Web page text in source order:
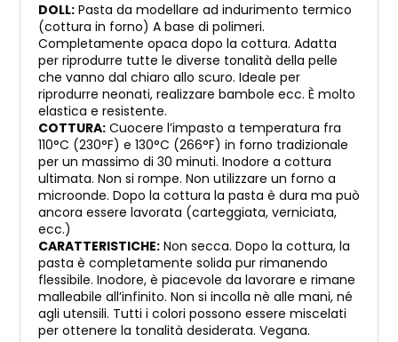
DOLL: Pasta da modellare ad indurimento termico
(cottura in forno) A base di polimeri.
Completamente opaca dopo la cottura. Adatta
per riprodurre tutte le diverse tonalità della pelle
che vanno dal chiaro allo scuro. Ideale per
riprodurre neonati, realizzare bambole ecc. È molto
elastica e resistente.
COTTURA: Cuocere l’impasto a temperatura fra
110°C (230°F) e 130°C (266°F) in forno tradizionale
per un massimo di 30 minuti. Inodore a cottura
ultimata. Non si rompe. Non utilizzare un forno a
microonde. Dopo la cottura la pasta è dura ma può
ancora essere lavorata (carteggiata, verniciata,
ecc.)
CARATTERISTICHE: Non secca. Dopo la cottura, la
pasta è completamente solida pur rimanendo
flessibile. Inodore, è piacevole da lavorare e rimane
malleabile all’infinito. Non si incolla nè alle mani, né
agli utensili. Tutti i colori possono essere miscelati
per ottenere la tonalità desiderata. Vegana.